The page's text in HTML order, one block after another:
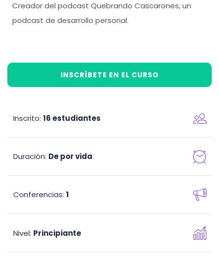
Creador del podcast Quebrando Cascarones, un
podcast de desarrollo personal.
INSCRÍBETE EN EL CURSO
Inscrito: 16 estudiantes
Duración: De por vida
Conferencias: 1
Nivel: Principiante